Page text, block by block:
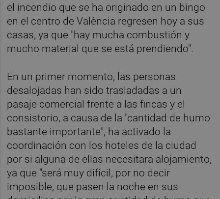
el incendio que se ha originado en un bingo
en el centro de València regresen hoy a sus
casas, ya que "hay mucha combustión y
mucho material que se está prendiendo".
En un primer momento, las personas
desalojadas han sido trasladadas a un
pasaje comercial frente a las fincas y el
consistorio, a causa de la "cantidad de humo
bastante importante", ha activado la
coordinación con los hoteles de la ciudad
por si alguna de ellas necesitara alojamiento,
ya que "será muy difícil, por no decir
imposible, que pasen la noche en sus